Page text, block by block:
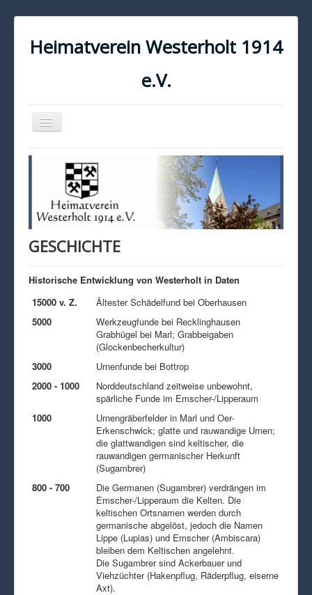
Heimatverein Westerholt 1914
e.V.
Navigation
an/aus
KONTAKT
IMPRESSUM
DATENSCHUTZ
GESCHICHTE
Historische Entwicklung von Westerholt in Daten
15000 v. Z.
Ältester Schädelfund bei Oberhausen
5000
Werkzeugfunde bei Recklinghausen
Grabhügel bei Marl; Grabbeigaben
(Glockenbecherkultur)
3000
Urnenfunde bei Bottrop
2000 - 1000
Norddeutschland zeitweise unbewohnt,
spärliche Funde im Emscher-/Lipperaum
1000
Urnengräberfelder in Marl und Oer-
Erkenschwick; glatte und rauwandige Urnen;
die glattwandigen sind keltischer, die
rauwandigen germanischer Herkunft
(Sugambrer)
800 - 700
Die Germanen (Sugambrer) verdrängen im
Emscher-/Lipperaum die Kelten. Die
keltischen Ortsnamen werden durch
germanische abgelöst, jedoch die Namen
Lippe (Lupias) und Emscher (Ambiscara)
bleiben dem Keltischen angelehnt.
Die Sugambrer sind Ackerbauer und
Viehzüchter (Hakenpflug, Räderpflug, eiserne
Axt).